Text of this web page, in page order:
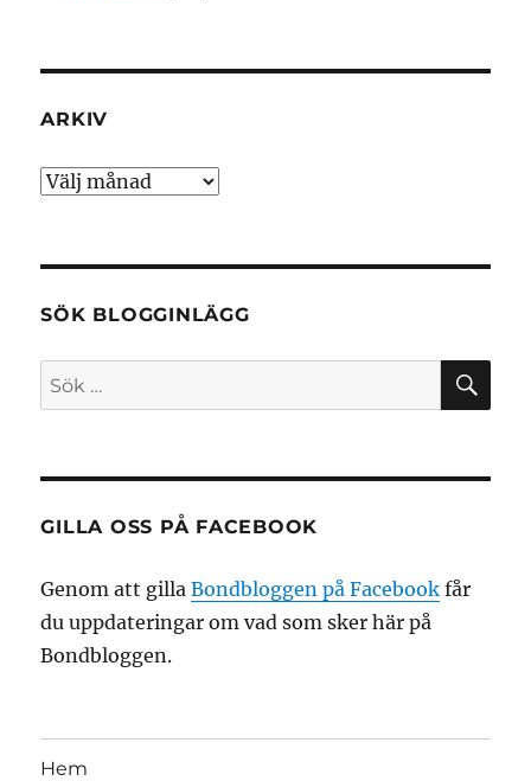
ARKIV
Arkiv
SÖK BLOGGINLÄGG
Sök
efter:
GILLA OSS PÅ FACEBOOK
Genom att gillaBondbloggen på Facebook får
du uppdateringar om vad som sker här på
Bondbloggen.
Hem